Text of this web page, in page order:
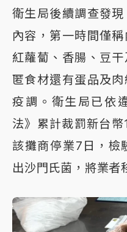
衛生局後續調查發
內容，第一時間僅
紅蘿蔔、香腸、豆
匿食材還有蛋品及
疫調。衛生局已依
法》累計裁罰新台
該攤商停業7日，檢
出沙門氏菌，將業者